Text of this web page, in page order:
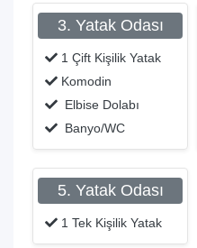
3. Yatak Odası
1 Çift Kişilik Yatak
Komodin
Elbise Dolabı
Banyo/WC
5. Yatak Odası
1 Tek Kişilik Yatak